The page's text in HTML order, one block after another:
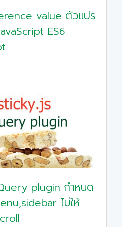
value ตัวแปร
ES6
plugin กำหนด
ไม่ให้